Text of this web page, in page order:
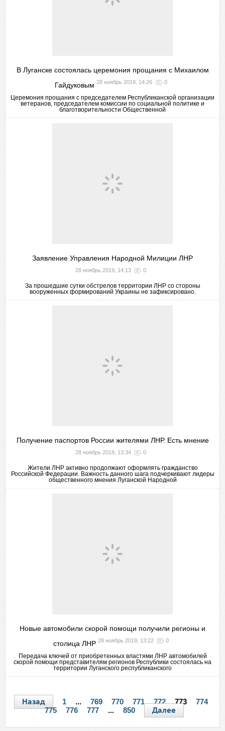
В Луганске состоялась церемония прощания с Михаилом
Гайдуковым 28 ноябрь 2019, 14:26 0
Церемония прощания с председателем Республиканской организации
ветеранов, председателем комиссии по социальной политике и
благотворительности Общественной
Заявление Управления Народной Милиции ЛНР
28 ноябрь 2019, 14:13 0
За прошедшие сутки обстрелов территории ЛНР со стороны
вооруженных формирований Украины не зафиксировано.
Получение паспортов России жителями ЛНР. Есть мнение
28 ноябрь 2019, 13:34 0
Жители ЛНР активно продолжают оформлять гражданство
Российской Федерации. Важность данного шага подчеркивают лидеры
общественного мнения Луганской Народной
Новые автомобили скорой помощи получили регионы и
столица ЛНР 28 ноябрь 2019, 13:22 0
Передача ключей от приобретенных властями ЛНР автомобилей
скорой помощи представителям регионов Республики состоялась на
территории Луганского республиканского
Назад 1 ... 769 770 771 772 773
774
775
776 777 ... 850 Далее